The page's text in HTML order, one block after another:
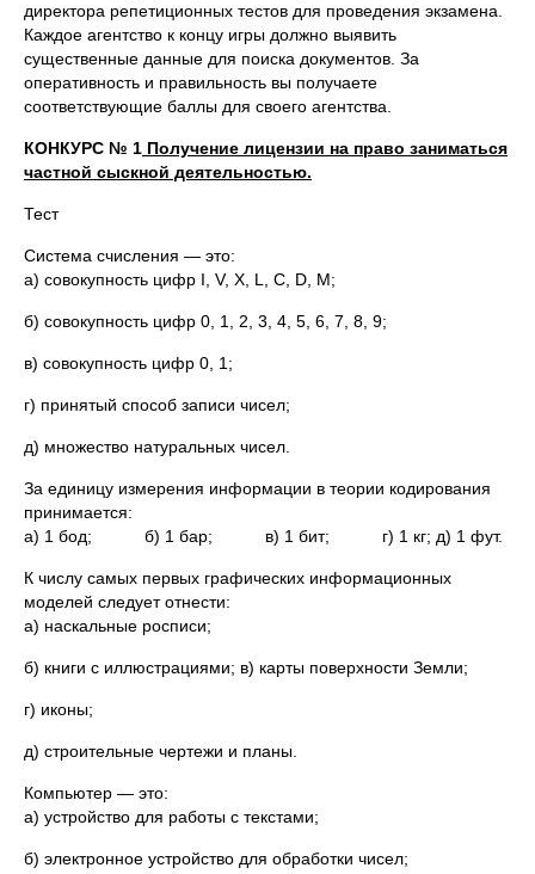
директора репетиционных тестов для проведения экзамена.
Каждое агентство к концу игры должно выявить
существенные данные для поиска документов. За
оперативность и правильность вы получаете
соответствующие баллы для своего агентства.
КОНКУРС № 1 Получение лицензии на право заниматься
частной сыскной деятельностью.
Тест
Система счисления — это:
а) совокупность цифр I, V, X, L, C, D, M;
б) совокупность цифр 0, 1, 2, 3, 4, 5, 6, 7, 8, 9;
в) совокупность цифр 0, 1;
г) принятый способ записи чисел;
д) множество натуральных чисел.
За единицу измерения информации в теории кодирования
принимается:
а) 1 бод; б) 1 бар; в) 1 бит; г) 1 кг; д) 1 фут.
К числу самых первых графических информационных
моделей следует отнести:
а) наскальные росписи;
б) книги с иллюстрациями; в) карты поверхности Земли;
г) иконы;
д) строительные чертежи и планы.
Компьютер — это:
а) устройство для работы с текстами;
б) электронное устройство для обработки чисел;